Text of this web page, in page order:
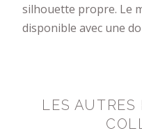
silhouette propre. Le
disponible avec une
LES